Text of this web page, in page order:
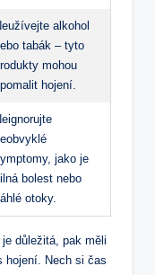
alkohol
tabák – tyto
mohou
hojení.
jako je
bolest nebo
otoky.
důležitá, pak měli
hojení. Nech si čas